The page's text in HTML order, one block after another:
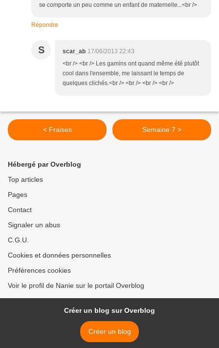
se comporte un peu comme un enfant de maternelle...<br />
Répondre
S scar_ab 17/06/2013 22:43
<br /> <br /> Les gamins ont quand même été plutôt
cool dans l'ensemble, me laissant le temps de
quelques clichés.<br /> <br /> <br /> <br />
< Fraises Semaine 7 >
Hébergé par Overblog
Top articles
Pages
Contact
Signaler un abus
C.G.U.
Cookies et données personnelles
Préférences cookies
Voir le profil de Nanie sur le portail Overblog
Créer un blog sur Overblog
Créer un blog